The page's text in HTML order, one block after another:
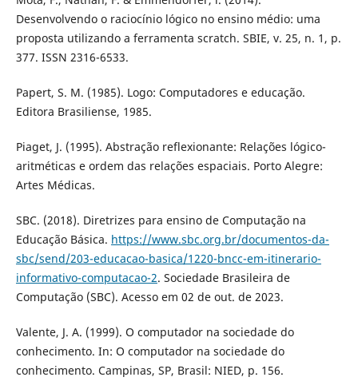
Desenvolvendo o raciocínio lógico no ensino médio: uma
proposta utilizando a ferramenta scratch. SBIE, v. 25, n. 1, p.
377. ISSN 2316-6533.
Papert, S. M. (1985). Logo: Computadores e educação.
Editora Brasiliense, 1985.
Piaget, J. (1995). Abstração reflexionante: Relações lógico-
aritméticas e ordem das relações espaciais. Porto Alegre:
Artes Médicas.
SBC. (2018). Diretrizes para ensino de Computação na
Educação Básica. https://www.sbc.org.br/documentos-da-
sbc/send/203-educacao-basica/1220-bncc-em-itinerario-
informativo-computacao-2. Sociedade Brasileira de
Computação (SBC). Acesso em 02 de out. de 2023.
Valente, J. A. (1999). O computador na sociedade do
conhecimento. In: O computador na sociedade do
conhecimento. Campinas, SP, Brasil: NIED, p. 156.